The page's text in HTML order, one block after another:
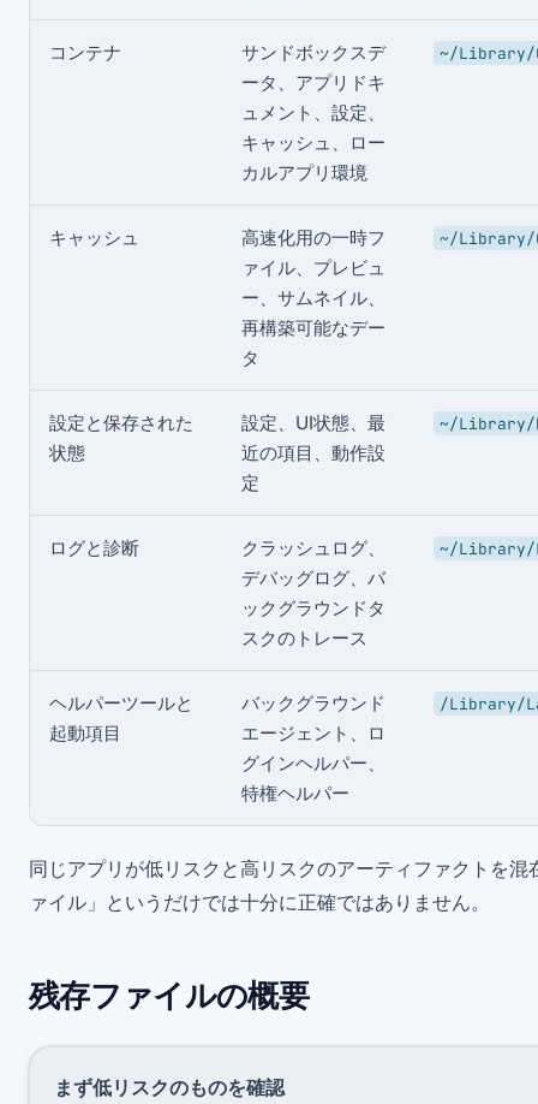
コンテナ
サンドボックスデ
ータ、アプリドキ
ュメント、設定、
キャッシュ、ロー
カルアプリ環境
~/Library/
キャッシュ
高速化用の一時フ
ァイル、プレビュ
ー、サムネイル、
再構築可能なデー
タ
~/Library/
設定と保存された
状態
設定、UI状態、最
近の項目、動作設
定
~/Library/
ログと診断
クラッシュログ、
デバッグログ、バ
ックグラウンドタ
スクのトレース
~/Library/
ヘルパーツールと
起動項目
バックグラウンド
エージェント、ロ
グインヘルパー、
特権ヘルパー
/Library/
同じアプリが低リスクと高リスクのアーティファクトを
ァイル」というだけでは十分に正確ではありません。
残存ファイルの概要
まず低リスクのものを確認